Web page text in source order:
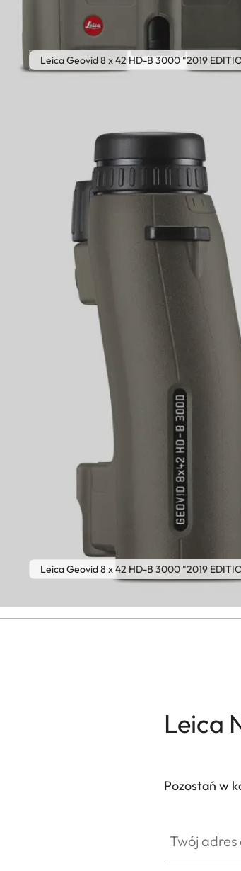
Leica Geovid 8 x 42 HD-B 3000 "2019
Leica Geovid 8 x 42 HD-B 3000 "2019
Leica
Pozostań w